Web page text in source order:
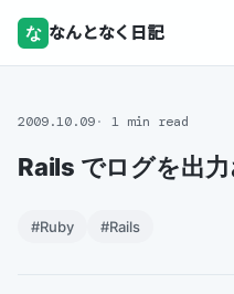
な なんとなく日記
2009.10.09 1 min read
Rails でログを出
#Ruby #Rails